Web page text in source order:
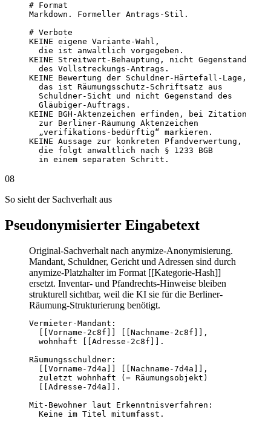
# Format
Markdown. Formeller Antrags-Stil.
# Verbote
KEINE eigene Variante-Wahl,
  die ist anwaltlich vorgegeben.
KEINE Streitwert-Behauptung, nicht Gegenstand
  des Vollstreckungs-Antrags.
KEINE Bewertung der Schuldner-Härtefall-Lage,
  das ist Räumungsschutz-Schriftsatz aus
  Schuldner-Sicht und nicht Gegenstand des
  Gläubiger-Auftrags.
KEINE BGH-Aktenzeichen erfinden, bei Zitation
  zur Berliner-Räumung Aktenzeichen
  „verifikations-bedürftig“ markieren.
KEINE Aussage zur konkreten Pfandverwertung,
  die folgt anwaltlich nach § 1233 BGB
  in einem separaten Schritt.
08
So sieht der Sachverhalt aus
Pseudonymisierter Eingabetext
Original-Sachverhalt nach anymize-Anonymisierung.
Mandant, Schuldner, Gericht und Adressen sind durch
anymize-Platzhalter im Format [[Kategorie-Hash]]
ersetzt. Inventar- und Pfandrechts-Hinweise bleiben
strukturell sichtbar, weil die KI sie für die Berliner-
Räumung-Strukturierung benötigt.
Vermieter-Mandant:
  [[Vorname-2c8f]] [[Nachname-2c8f]],
  wohnhaft [[Adresse-2c8f]].
Räumungsschuldner:
  [[Vorname-7d4a]] [[Nachname-7d4a]],
  zuletzt wohnhaft (= Räumungsobjekt)
  [[Adresse-7d4a]].
Mit-Bewohner laut Erkenntnisverfahren:
  Keine im Titel mitumfasst.